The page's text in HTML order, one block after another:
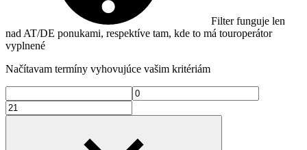
Filter funguje len
nad AT/DE ponukami, respektíve tam, kde to má touroperátor
vyplnené
Načítavam termíny vyhovujúce vašim kritériám